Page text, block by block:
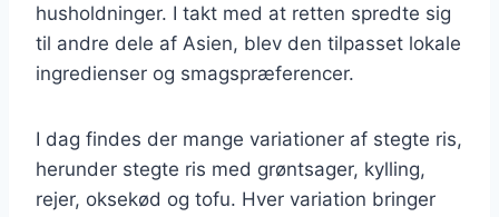
husholdninger. I takt med at retten spredte sig
til andre dele af Asien, blev den tilpasset lokale
ingredienser og smagspræferencer.
I dag findes der mange variationer af stegte ris,
herunder stegte ris med grøntsager, kylling,
rejer, oksekød og tofu. Hver variation bringer